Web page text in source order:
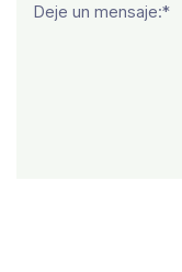
Deje un mensaje:*